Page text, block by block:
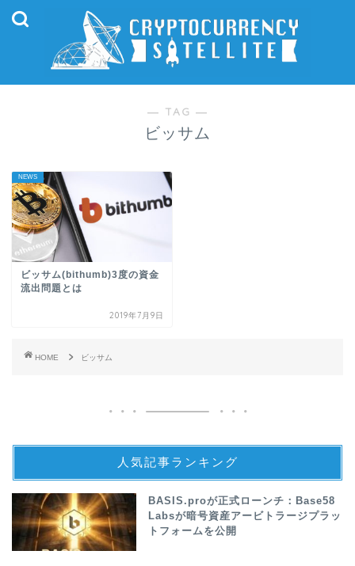
― TAG ―
ビッサム
NEWS
ビッサム(bithumb)3度の資金
流出問題とは
2019年7月9日
HOME ビッサム
人気記事ランキング
BASIS.proが正式ローンチ：Base58
Labsが暗号資産アービトラージプラッ
トフォームを公開